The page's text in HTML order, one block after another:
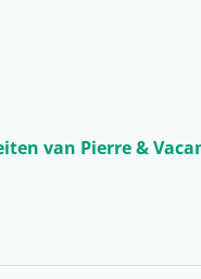
van Pierre &